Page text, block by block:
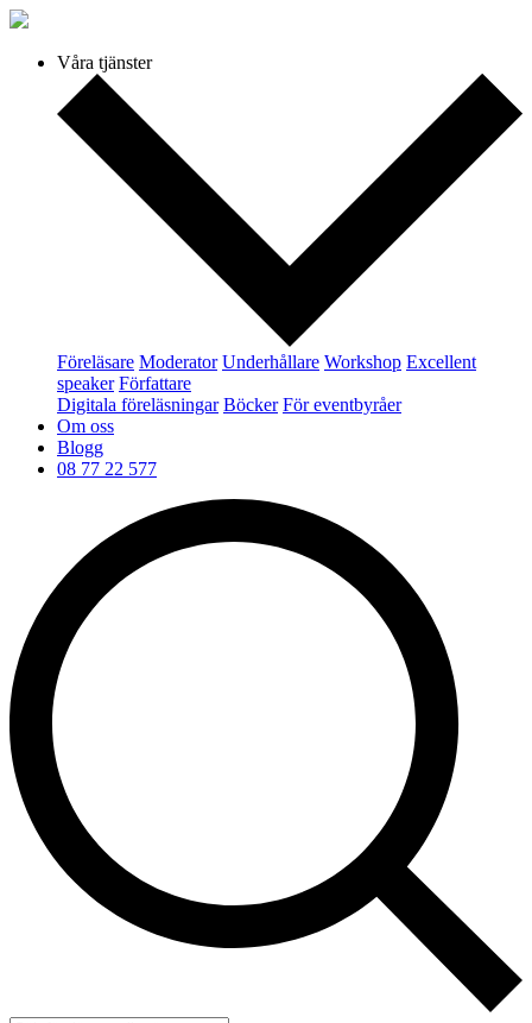
Våra tjänster
Föreläsare Moderator Underhållare Workshop Excellent
speaker Författare
Digitala föreläsningar Böcker För eventbyråer
Om oss
Blogg
08 77 22 577